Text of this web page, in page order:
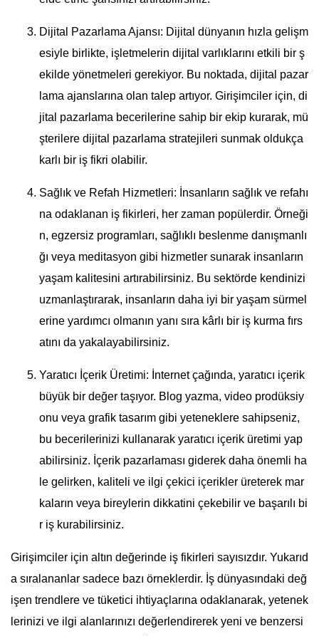
Dijital Pazarlama Ajansı: Dijital dünyanın hızla gelişm
esiyle birlikte, işletmelerin dijital varlıklarını etkili bir ş
ekilde yönetmeleri gerekiyor. Bu noktada, dijital pazar
lama ajanslarına olan talep artıyor. Girişimciler için, di
jital pazarlama becerilerine sahip bir ekip kurarak, mü
şterilere dijital pazarlama stratejileri sunmak oldukça
karlı bir iş fikri olabilir.
Sağlık ve Refah Hizmetleri: İnsanların sağlık ve refahı
na odaklanan iş fikirleri, her zaman popülerdir. Örneği
n, egzersiz programları, sağlıklı beslenme danışmanlı
ğı veya meditasyon gibi hizmetler sunarak insanların
yaşam kalitesini artırabilirsiniz. Bu sektörde kendinizi
uzmanlaştırarak, insanların daha iyi bir yaşam sürmel
erine yardımcı olmanın yanı sıra kârlı bir iş kurma fırs
atını da yakalayabilirsiniz.
Yaratıcı İçerik Üretimi: İnternet çağında, yaratıcı içerik
büyük bir değer taşıyor. Blog yazma, video prodüksiy
onu veya grafik tasarım gibi yeteneklere sahipseniz,
bu becerilerinizi kullanarak yaratıcı içerik üretimi yap
abilirsiniz. İçerik pazarlaması giderek daha önemli ha
le gelirken, kaliteli ve ilgi çekici içerikler üreterek mar
kaların veya bireylerin dikkatini çekebilir ve başarılı bi
r iş kurabilirsiniz.
Girişimciler için altın değerinde iş fikirleri sayısızdır. Yukarıd
a sıralananlar sadece bazı örneklerdir. İş dünyasındaki değ
işen trendlere ve tüketici ihtiyaçlarına odaklanarak, yetenek
lerinizi ve ilgi alanlarınızı değerlendirerek yeni ve benzersi